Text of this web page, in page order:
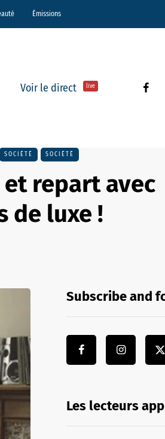
Émissions
Voir le direct live
SOCIÉTÉ SOCIÉTÉ
repart avec
de luxe !
Subscribe and
Les lecteurs